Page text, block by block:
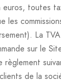
euros, toutes
les
La
sur le
règlement
de la